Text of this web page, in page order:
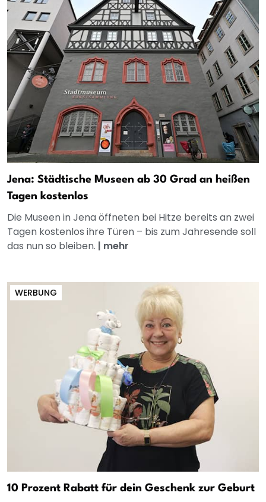
Jena: Städtische Museen ab 30 Grad an heißen
Tagen kostenlos
Die Museen in Jena öffneten bei Hitze bereits an zwei
Tagen kostenlos ihre Türen – bis zum Jahresende soll
das nun so bleiben. | mehr
WERBUNG
10 Prozent Rabatt für dein Geschenk zur Geburt